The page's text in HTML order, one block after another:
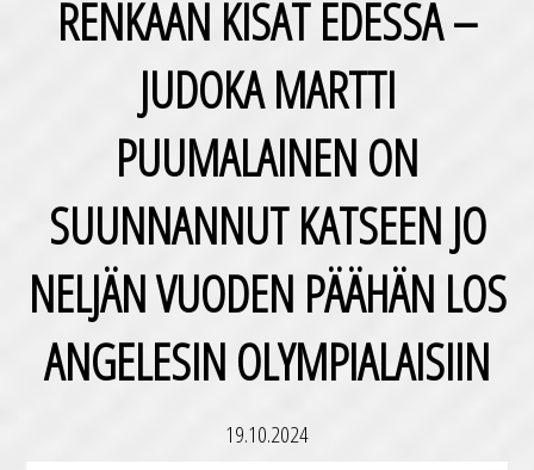
RENKAAN KISAT EDESSÄ –
JUDOKA MARTTI
PUUMALAINEN ON
SUUNNANNUT KATSEEN JO
NELJÄN VUODEN PÄÄHÄN LOS
ANGELESIN OLYMPIALAISIIN
19.10.2024